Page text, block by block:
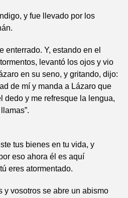
y fue llevado por los
enterrado. Y, estando en el
levantó los ojos y vio
en su seno, y gritando, dijo:
de mí y manda a Lázaro que
dedo y me refresque la lengua,
tus bienes en tu vida, y
eso ahora él es aquí
eres atormentado.
y vosotros se abre un abismo